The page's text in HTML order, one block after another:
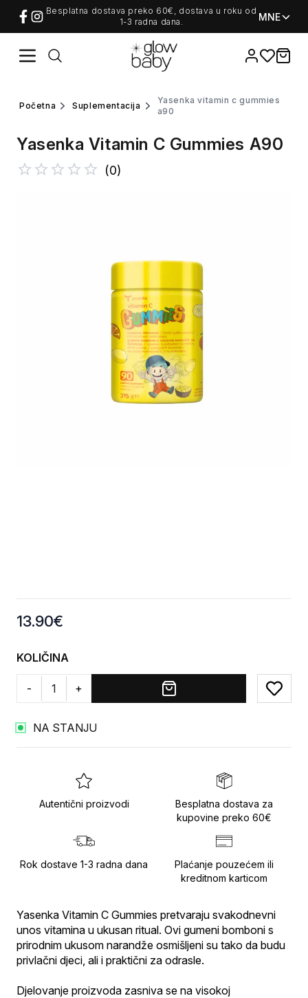
Besplatna dostava preko 60€, dostava u roku od
1-3 radna dana.
MNE
Favorites
items
početna suplementacija
yasenka vitamin c gummies
a90
Yasenka Vitamin C Gummies A90
(0)
Product information
13.90€
KOLIČINA
- +
Add
NA STANJU
Autentični proizvodi
Besplatna dostava za
kupovine preko 60€
Rok dostave 1-3 radna dana
Plaćanje pouzećem ili
kreditnom karticom
Yasenka Vitamin C Gummies pretvaraju svakodnevni
unos vitamina u ukusan ritual. Ovi gumeni bomboni s
prirodnim ukusom narandže osmišljeni su tako da budu
privlačni djeci, ali i praktični za odrasle.
Djelovanje proizvoda zasniva se na visokoj